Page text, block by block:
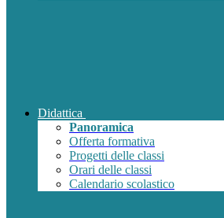
Didattica
Panoramica
Offerta formativa
Progetti delle classi
Orari delle classi
Calendario scolastico